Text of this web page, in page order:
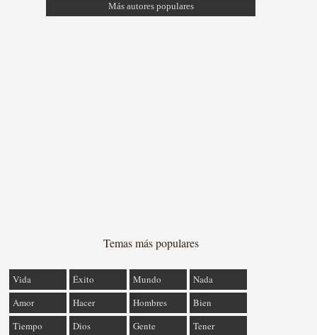
Más autores populares
Temas más populares
Vida Éxito Mundo
Nada
Amor
Hacer Hombres
Bien
Tiempo
Dios Gente Tener